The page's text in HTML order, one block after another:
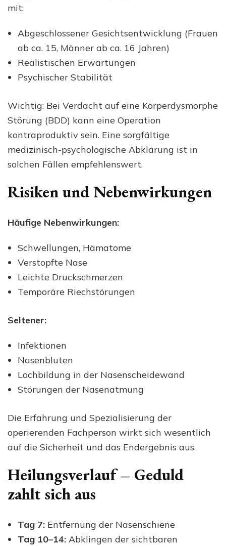
mit:
Abgeschlossener Gesichtsentwicklung (Frauen
ab ca. 15, Männer ab ca. 16 Jahren)
Realistischen Erwartungen
Psychischer Stabilität
Wichtig: Bei Verdacht auf eine Körperdysmorphe
Störung (BDD) kann eine Operation
kontraproduktiv sein. Eine sorgfältige
medizinisch-psychologische Abklärung ist in
solchen Fällen empfehlenswert.
Risiken und Nebenwirkungen
Häufige Nebenwirkungen:
Schwellungen, Hämatome
Verstopfte Nase
Leichte Druckschmerzen
Temporäre Riechstörungen
Seltener:
Infektionen
Nasenbluten
Lochbildung in der Nasenscheidewand
Störungen der Nasenatmung
Die Erfahrung und Spezialisierung der
operierenden Fachperson wirkt sich wesentlich
auf die Sicherheit und das Endergebnis aus.
Heilungsverlauf – Geduld
zahlt sich aus
Tag 7: Entfernung der Nasenschiene
Tag 10–14: Abklingen der sichtbaren